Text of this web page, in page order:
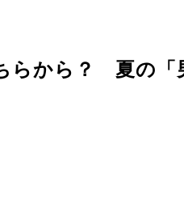
らから？ 夏の「